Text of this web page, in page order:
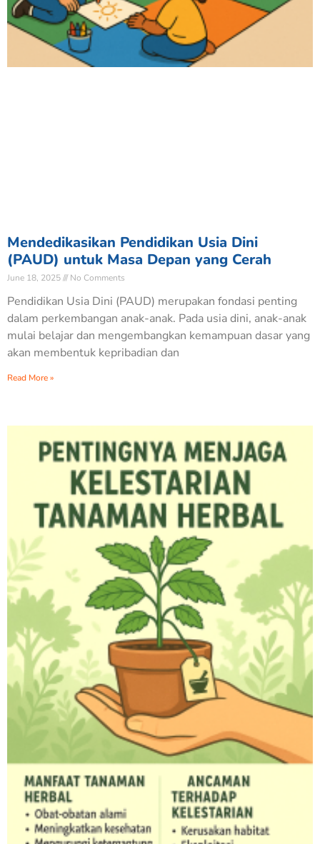
Mendedikasikan Pendidikan Usia Dini
(PAUD) untuk Masa Depan yang Cerah
June 18, 2025 No Comments
Pendidikan Usia Dini (PAUD) merupakan fondasi penting
dalam perkembangan anak-anak. Pada usia dini, anak-anak
mulai belajar dan mengembangkan kemampuan dasar yang
akan membentuk kepribadian dan
Read More »